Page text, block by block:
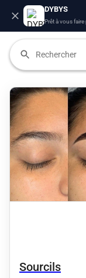
DYBYS
Prêt à vous faire
Sourcils